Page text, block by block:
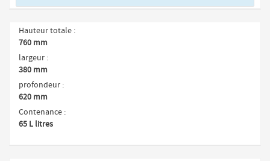
Hauteur totale
760 mm
largeur
380 mm
profondeur
620 mm
Contenance
65 L litres